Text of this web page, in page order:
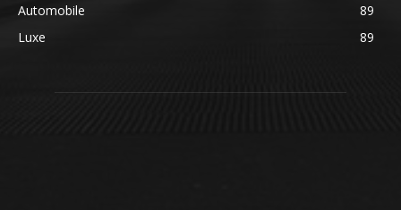
Automobile
89
Luxe
89